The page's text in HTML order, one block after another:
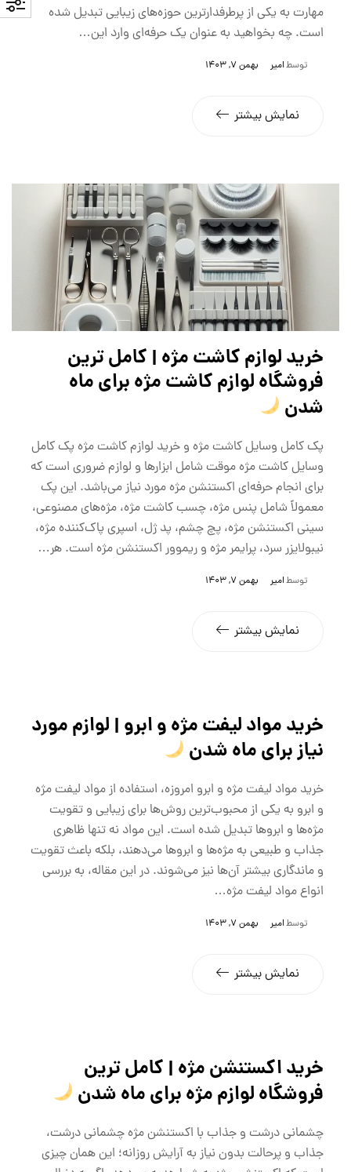
مهارت به یکی از پرطرفدارترین حوزه‌های زیبایی تبدیل شده
است. چه بخواهید به عنوان یک حرفه‌ای وارد این…
توسطامیر بهمن 7, 1403
نمایش بیشتر
خرید لوازم کاشت مژه | کامل ترین
فروشگاه لوازم کاشت مژه برای ماه
شدن
پک کامل وسایل کاشت مژه و خرید لوازم کاشت مژه پک کامل
وسایل کاشت مژه موقت شامل ابزارها و لوازم ضروری است که
برای انجام حرفه‌ای اکستنشن مژه مورد نیاز می‌باشد. این پک
معمولاً شامل پنس مژه، چسب کاشت مژه، مژه‌های مصنوعی،
سینی اکستنشن مژه، پچ چشم، پد ژل، اسپری پاک‌کننده مژه،
نیبولایزر سرد، پرایمر مژه و ریموور اکستنشن مژه است. هر…
توسطامیر بهمن 7, 1403
نمایش بیشتر
خرید مواد لیفت مژه و ابرو | لوازم مورد
نیاز برای ماه شدن
خرید مواد لیفت مژه و ابرو امروزه، استفاده از مواد لیفت مژه
و ابرو به یکی از محبوب‌ترین روش‌ها برای زیبایی و تقویت
مژه‌ها و ابروها تبدیل شده است. این مواد نه تنها ظاهری
جذاب و طبیعی به مژه‌ها و ابروها می‌دهند، بلکه باعث تقویت
و ماندگاری بیشتر آن‌ها نیز می‌شوند. در این مقاله، به بررسی
انواع مواد لیفت مژه…
توسطامیر بهمن 7, 1403
نمایش بیشتر
خرید اکستنشن مژه | کامل ترین
فروشگاه لوازم مژه برای ماه شدن
چشمانی درشت و جذاب با اکستنشن مژه چشمانی درشت،
جذاب و پرحالت بدون نیاز به آرایش روزانه؛ این همان چیزی